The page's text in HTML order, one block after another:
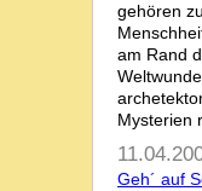
gehören
am Rand
Mysterien
Geh´ auf